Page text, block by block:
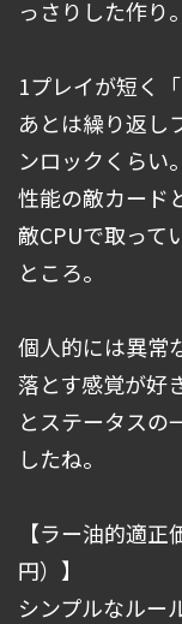
っさりした作り。
1プレイが短く
あとは繰り返し
ンロックくらい
性能の敵カード
敵CPUで取って
ところ。
個人的には異常
落とす感覚が好
とステータスの
したね。
【ラー油的適
円）】
シンプルなルー